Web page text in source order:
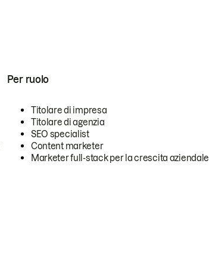
Per ruolo
Titolare di impresa
Titolare di agenzia
SEO specialist
Content marketer
Marketer full-stack per la crescita aziendale